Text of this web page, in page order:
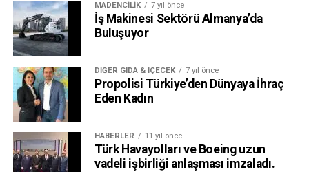
MADENCILIK 7 yıl önce
İş Makinesi Sektörü Almanya’da
Buluşuyor
DIĞER GIDA & İÇECEK 7 yıl önce
Propolisi Türkiye’den Dünyaya İhraç
Eden Kadın
HABERLER 11 yıl önce
Türk Havayolları ve Boeing uzun
vadeli işbirliği anlaşması imzaladı.